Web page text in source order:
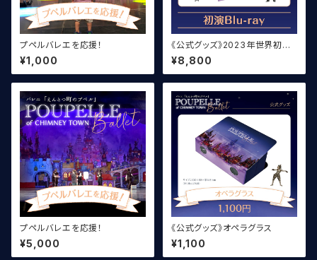
プペルバレエを応援！
¥1,000
《公式グッズ》2023年世界初演
Blu-ray
¥8,800
プペルバレエを応援！
¥5,000
《公式グッズ》オペラグラス
¥1,100